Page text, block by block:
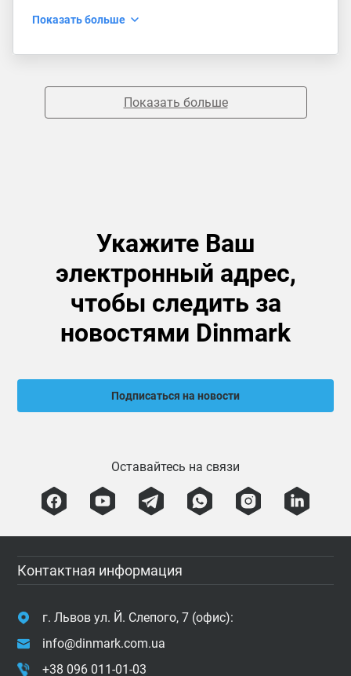
Показать больше
Показать больше
Укажите Ваш
электронный адрес,
чтобы следить за
новостями Dinmark
Подписаться на новости
Оставайтесь на связи
Контактная информация
г. Львов ул. Й. Слепого, 7 (офис):
info@dinmark.com.ua
+38 096 011-01-03